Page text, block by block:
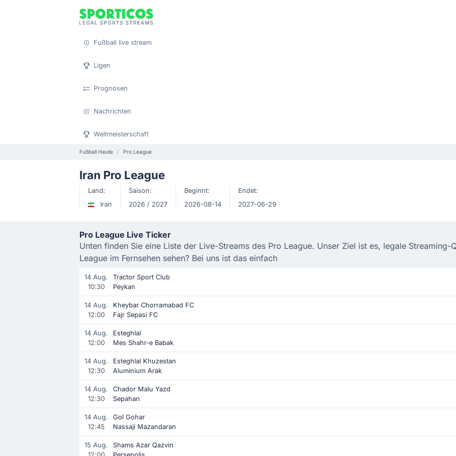
Fußball live stream
Ligen
Prognosen
Nachrichten
Weltmeisterschaft
Fußball Heute Pro League
Iran Pro League
Land:
Iran
Saison:
2026 / 2027
Beginnt:
2026-08-14
Endet:
2027-06-29
Pro League Live Ticker
Unten finden Sie eine Liste der Live-Streams des Pro League. Unser Ziel ist es, legale
League im Fernsehen sehen? Bei uns ist das einfach
14 Aug.
10:30
Tractor Sport Club
Peykan
14 Aug.
12:00
Kheybar Chorramabad FC
Fajr Sepasi FC
14 Aug.
12:00
Esteghlal
Mes Shahr-e Babak
14 Aug.
12:30
Esteghlal Khuzestan
Aluminium Arak
14 Aug.
12:30
Chador Malu Yazd
Sepahan
14 Aug.
12:45
Gol Gohar
Nassaji Mazandaran
15 Aug.
Shams Azar Qazvin